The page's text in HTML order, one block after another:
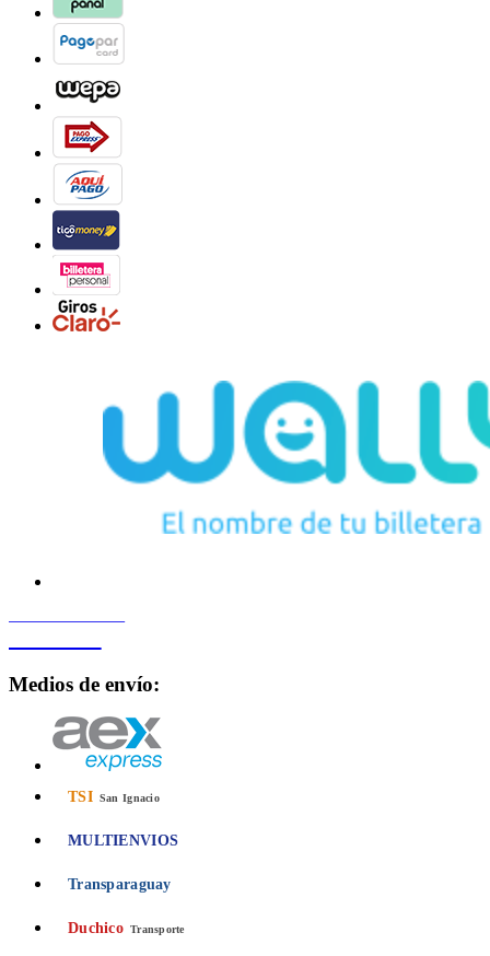
Medios de envío:
TSI San Ignacio
MULTIENVIOS
Transparaguay
Duchico Transporte